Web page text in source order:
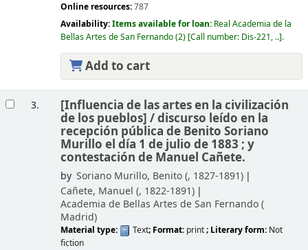
Online resources:787
Availability:Items available for loan: Real Academia de la
Bellas Artes de San Fernando(2) Call number: Dis-221, .. .
Add to cart
3. [Influencia de las artes en la civilización
de los pueblos] /discurso leído en la
recepción pública de Benito Soriano
Murillo el día 1 de julio de 1883 ; y
contestación de Manuel Cañete.
by Soriano Murillo, Benito (, 1827-1891)
Cañete, Manuel (, 1822-1891)
Academia de Bellas Artes de San Fernando (
Madrid)
Material type: Text; Format: print; Literary form: Not
fiction